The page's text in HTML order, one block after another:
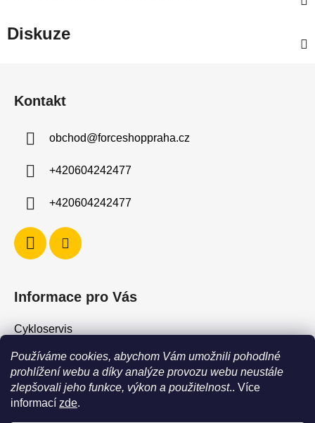
Používáme cookies, abychom Vám umožnili pohodlné
prohlížení webu a díky analýze provozu webu neustále
zlepšovali jeho funkce, výkon a použitelnost.. Více
informací zde.
Diskuze
Kontakt
obchod@forceshoppraha.cz
+420604242477
+420604242477
Informace pro Vás
Cykloservis
Skiservis
Obchodní podmínky
Podmínky ochrany osobních údajů